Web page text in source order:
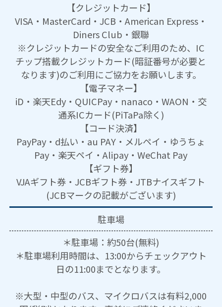
【クレジットカード】
VISA・MasterCard・JCB・American Express・
Diners Club・銀聯
※クレジットカードの安全なご利用のため、IC
チップ搭載クレジットカード(暗証番号が必要と
なります)のご利用にご協力をお願いします。
【電子マネー】
iD・楽天Edy・QUICPay・nanaco・WAON・交
通系ICカード(PiTaPa除く)
【コード決済】
PayPay・d払い・au PAY・メルペイ・ゆうちょ
Pay・楽天ペイ・Alipay・WeChat Pay
【ギフト券】
VJAギフト券・JCBギフト券・JTBナイスギフト
(JCBマークの記載がございます)
駐車場
＊駐車場：約50台(無料)
＊駐車場利用時間は、13:00からチェックアウト
日の11:00までとなります。
※大型・中型のバス、マイクロバスは有料2,000